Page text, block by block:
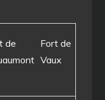
de
Fort de
Vaux